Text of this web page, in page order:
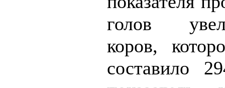
голов
коров,
составило